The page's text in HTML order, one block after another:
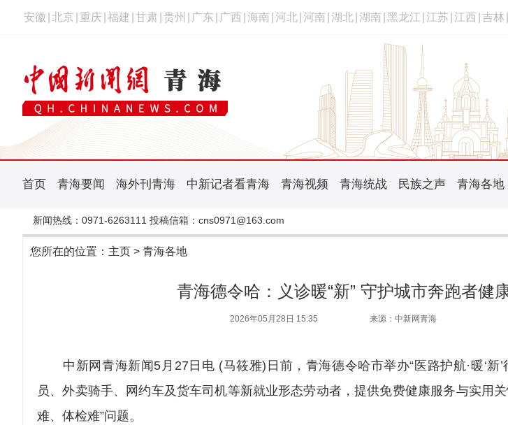
安徽 北京 重庆 福建 甘肃 贵州 广东 广西 海南 河北 河南 湖北 湖南 黑龙江 江苏 江西 吉林
首页 青海要闻 海外刊青海 中新记者看青海 青海视频 青海统战 民族之声 青海各地
新闻热线：0971-6263111 投稿信箱：cns0971@163.com
您所在的位置： 主页 > 青海各地
青海德令哈：义诊暖“新” 守护城市奔跑者健
2026年05月28日 15:35 来源：中新网青海
中新网青海新闻5月27日电 (马筱雅)日前，青海德令哈市举办“医路护航·暖‘新’
员、外卖骑手、网约车及货车司机等新就业形态劳动者，提供免费健康服务与实用
难、体检难”问题。